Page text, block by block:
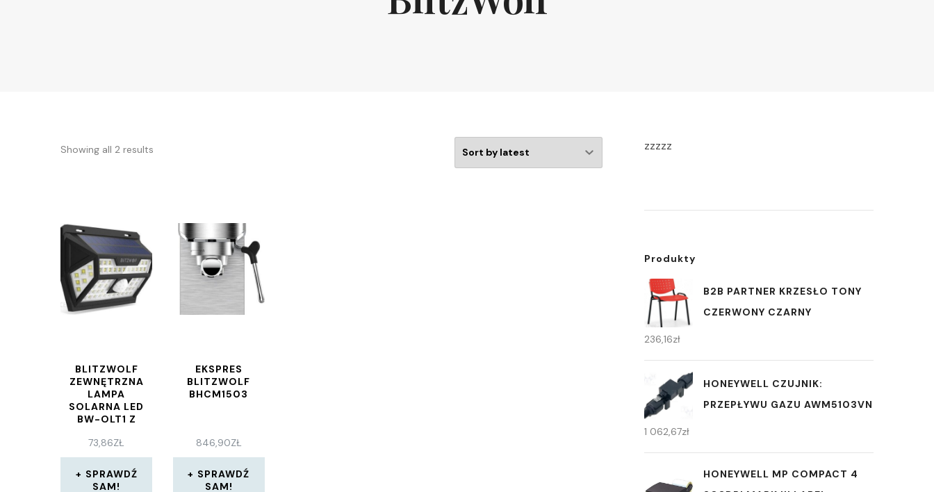
Showing all 2 results
BLITZWOLF
ZEWNĘTRZNA
LAMPA
SOLARNA LED
BW-OLT1 Z
RUCHU I
ZMIERZCHU,
2200MAH
73,86ZŁ
SPRAWDŹ
SAM!
EKSPRES
BLITZWOLF
BHCM1503
846,90ZŁ
SPRAWDŹ
SAM!
zzzzz
Produkty
B2B PARTNER KRZESŁO TONY
CZERWONY CZARNY
236,16zł
HONEYWELL CZUJNIK:
PRZEPŁYWU GAZU AWM5103VN
1 062,67zł
HONEYWELL MP COMPACT 4